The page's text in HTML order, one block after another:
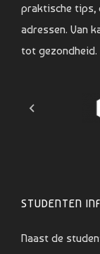
praktische tips,
adressen. Van
tot gezondheid.
STUDENTEN
Naast de